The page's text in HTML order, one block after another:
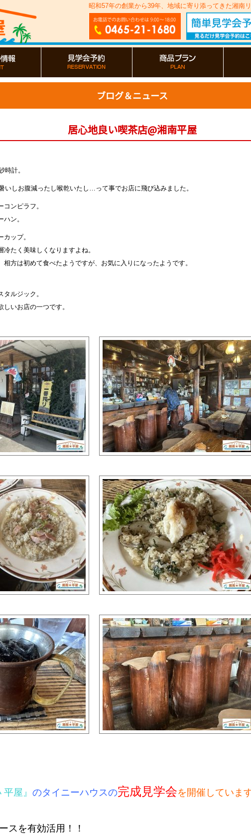
昭和57年の創業から39年、地域に寄り添ってきた湘南
ブログ＆ニュース
居心地良い喫茶店@湘南平屋
時計。
いしお腹減ったし喉乾いたし…って事でお店に飛び込みました 。
ンピラフ。
ン。
カップ。
たく美味しくなりますよね。
相方は初めて食べたようですが、お気に入りになったようです。
ルジック。
いお店の一つです。
平屋』 のタイニーハウスの完成見学会を開催しています
スを有効活用！！